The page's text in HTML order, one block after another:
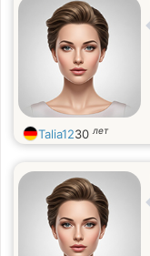
Talia1230 лет